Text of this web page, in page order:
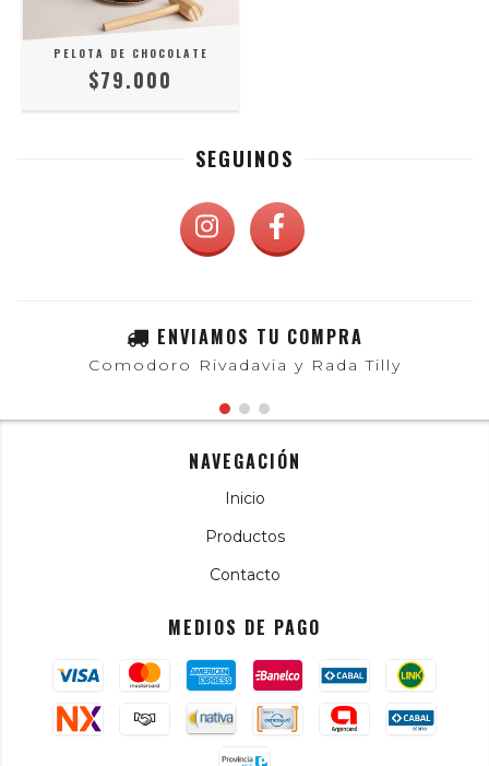
PELOTA DE CHOCOLATE
$79.000
SEGUINOS
ENVIAMOS TU COMPRA
Comodoro Rivadavia y Rada Tilly
NAVEGACIÓN
Inicio
Productos
Contacto
MEDIOS DE PAGO